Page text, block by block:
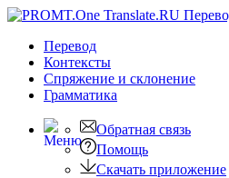
Перевод
Контексты
Спряжение и склонение
Грамматика
Обратная связь
Помощь
Скачать приложение